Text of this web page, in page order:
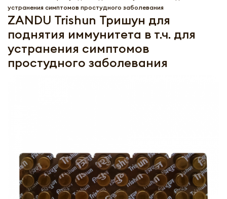
устранения симптомов простудного заболевания
ZANDU Trishun Тришун для
поднятия иммунитета в т.ч. для
устранения симптомов
простудного заболевания